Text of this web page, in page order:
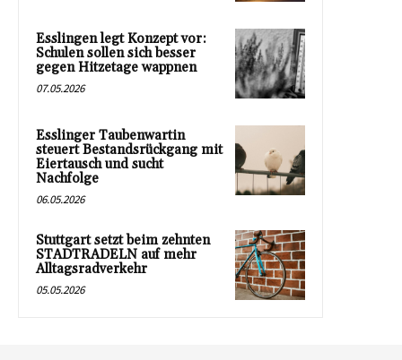
Esslingen legt Konzept vor:
Schulen sollen sich besser
gegen Hitzetage wappnen
07.05.2026
Esslinger Taubenwartin
steuert Bestandsrückgang mit
Eiertausch und sucht
Nachfolge
06.05.2026
Stuttgart setzt beim zehnten
STADTRADELN auf mehr
Alltagsradverkehr
05.05.2026